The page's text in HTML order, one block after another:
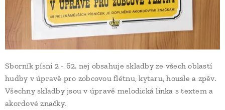
Sborník písní 2 - 62. nej obsahuje skladby ze všech oblastí
hudby v úpravě pro zobcovou flétnu, kytaru, housle a zpěv.
Všechny skladby jsou v úpravě melodická linka s textem a
akordové značky.